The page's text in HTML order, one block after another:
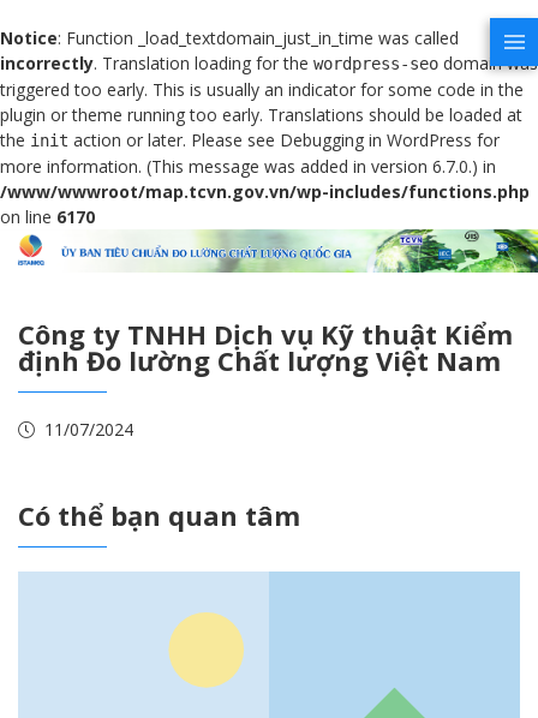
Notice: Function _load_textdomain_just_in_time was called
incorrectly. Translation loading for the wordpress-seo domain was
triggered too early. This is usually an indicator for some code in the
plugin or theme running too early. Translations should be loaded at
the init action or later. Please see Debugging in WordPress for
more information. (This message was added in version 6.7.0.) in
/www/wwwroot/map.tcvn.gov.vn/wp-includes/functions.php
on line 6170
Công ty TNHH Dịch vụ Kỹ thuật Kiểm
định Đo lường Chất lượng Việt Nam
11/07/2024
Có thể bạn quan tâm